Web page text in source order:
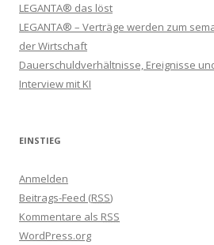
LEGANTA® das löst
LEGANTA® – Verträge werden zum
der Wirtschaft
Dauerschuldverhältnisse, Ereignisse
Interview mit KI
EINSTIEG
Anmelden
Beitrags-Feed (RSS)
Kommentare als RSS
WordPress.org